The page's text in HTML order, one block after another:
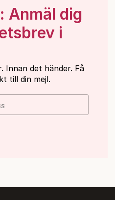
Anmäl dig
i
Innan det händer. Få
till din mejl.